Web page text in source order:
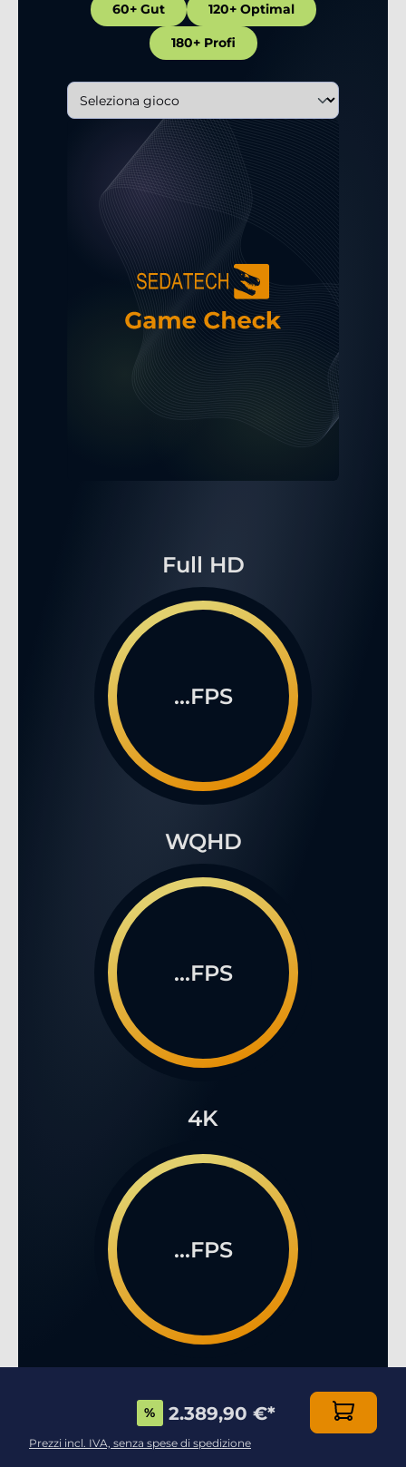
60+ Gut 120+ Optimal
180+ Profi
Full HD
...FPS
WQHD
...FPS
4K
...FPS
% 2.389,90 €*
Prezzi incl. IVA, senza spese di spedizione